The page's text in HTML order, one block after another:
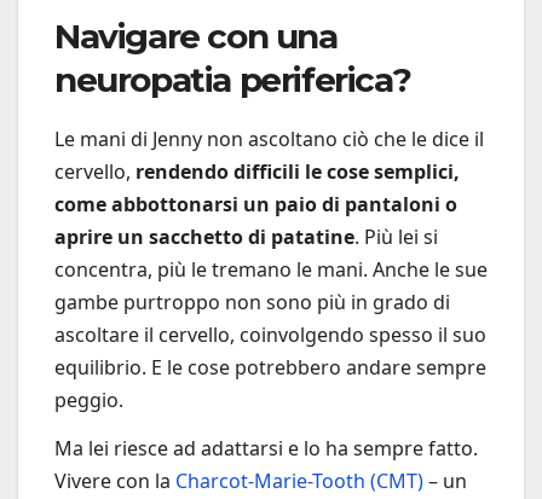
Navigare con una
neuropatia periferica?
Le mani di Jenny non ascoltano ciò che le dice il
cervello, rendendo difficili le cose semplici,
come abbottonarsi un paio di pantaloni o
aprire un sacchetto di patatine. Più lei si
concentra, più le tremano le mani. Anche le sue
gambe purtroppo non sono più in grado di
ascoltare il cervello, coinvolgendo spesso il suo
equilibrio. E le cose potrebbero andare sempre
peggio.
Ma lei riesce ad adattarsi e lo ha sempre fatto.
Vivere con la Charcot-Marie-Tooth (CMT)– un